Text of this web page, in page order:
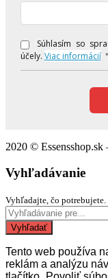
Súhlasím so
účely. Viac informácií *
2020 ©
Vyhľadávanie
Vyhľadajte, čo potrebujete.
Vyhľadať
Tento web používa
reklám a analýzu